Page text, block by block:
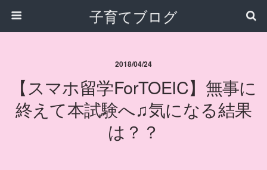
子育てブログ
2018/04/24
【スマホ留学forTOEIC】無事に
終えて本試験へ♫気になる結果
は？？